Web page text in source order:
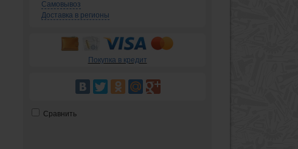
Самовывоз
Доставка в регионы
Покупка в кредит
Сравнить